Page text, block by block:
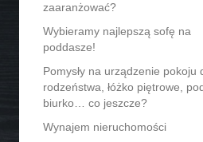
zaaranżować?
Wybieramy najlepszą sofę na
poddasze!
Pomysły na urządzenie pokoju
rodzeństwa, łóżko piętrowe,
biurko… co jeszcze?
Wynajem nieruchomości